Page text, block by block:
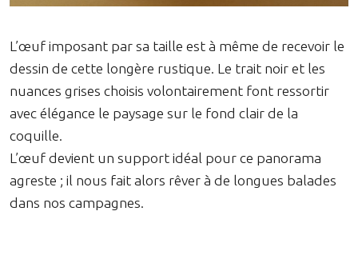
L’œuf imposant par sa taille est à même de recevoir le
dessin de cette longère rustique. Le trait noir et les
nuances grises choisis volontairement font ressortir
avec élégance le paysage sur le fond clair de la
coquille.
L’œuf devient un support idéal pour ce panorama
agreste ; il nous fait alors rêver à de longues balades
dans nos campagnes.